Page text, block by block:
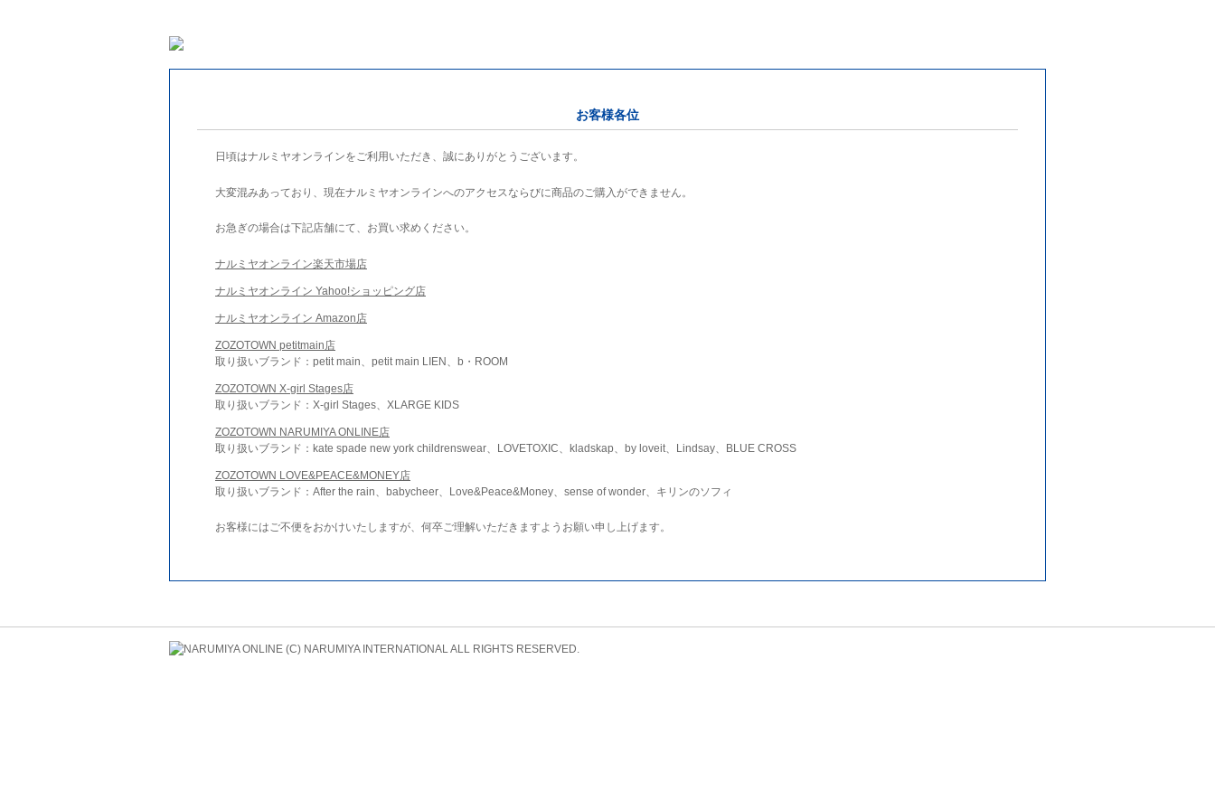
お客様各位
日頃はナルミヤオンラインをご利用いただき、誠にありがとうございます。
大変混みあっており、現在ナルミヤオンラインへのアクセスならびに商品のご購入ができません。
お急ぎの場合は下記店舗にて、お買い求めください。
ナルミヤオンライン楽天市場店
ナルミヤオンライン Yahoo!ショッピング店
ナルミヤオンライン Amazon店
ZOZOTOWN petitmain店
取り扱いブランド：petit main、petit main LIEN、b・ROOM
ZOZOTOWN X-girl Stages店
取り扱いブランド：X-girl Stages、XLARGE KIDS
ZOZOTOWN NARUMIYA ONLINE店
取り扱いブランド：kate spade new york childrenswear、LOVETOXIC、kladskap、by loveit、Lindsay、BLUE CROSS
ZOZOTOWN LOVE&PEACE&MONEY店
取り扱いブランド：After the rain、babycheer、Love&Peace&Money、sense of wonder、キリンのソフィ
お客様にはご不便をおかけいたしますが、何卒ご理解いただきますようお願い申し上げます。